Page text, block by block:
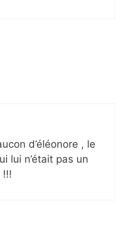
d’éléonore , le
lui n’était pas un
!!!